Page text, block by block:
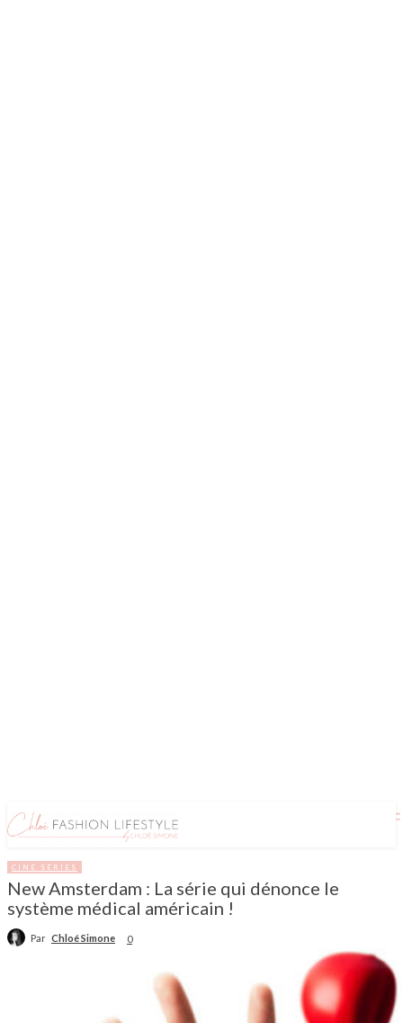
CINÉ SÉRIES
New Amsterdam : La série qui dénonce le
système médical américain !
Par Chloé Simone 0